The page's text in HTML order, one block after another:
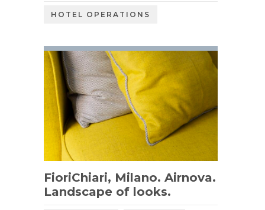
HOTEL OPERATIONS
FioriChiari, Milano. Airnova.
Landscape of looks.